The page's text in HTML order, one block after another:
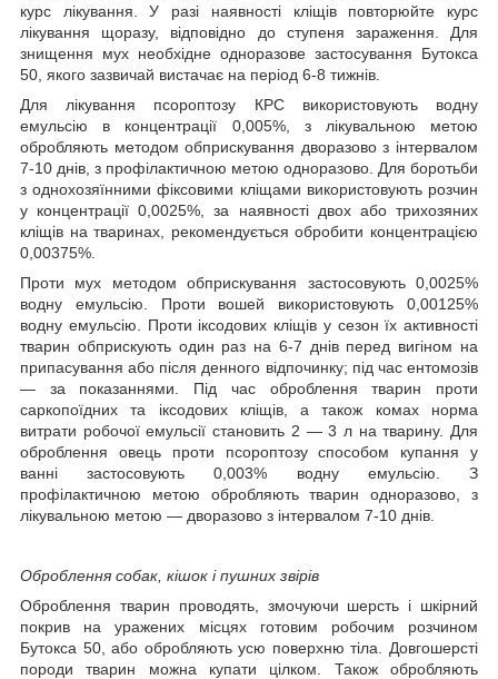
курс лікування. У разі наявності кліщів повторюйте курс
лікування щоразу, відповідно до ступеня зараження. Для
знищення мух необхідне одноразове застосування Бутокса
50, якого зазвичай вистачає на період 6-8 тижнів.
Для лікування псороптозу КРС використовують водну
емульсію в концентрації 0,005%, з лікувальною метою
обробляють методом обприскування дворазово з інтервалом
7-10 днів, з профілактичною метою одноразово. Для боротьби
з однохозяїнними фіксовими кліщами використовують розчин
у концентрації 0,0025%, за наявності двох або трихозяних
кліщів на тваринах, рекомендується обробити концентрацією
0,00375%.
Проти мух методом обприскування застосовують 0,0025%
водну емульсію. Проти вошей використовують 0,00125%
водну емульсію. Проти іксодових кліщів у сезон їх активності
тварин обприскують один раз на 6-7 днів перед вигіном на
припасування або після денного відпочинку; під час ентомозів
— за показаннями. Під час оброблення тварин проти
саркопоїдних та іксодових кліщів, а також комах норма
витрати робочої емульсії становить 2 — 3 л на тварину. Для
оброблення овець проти псороптозу способом купання у
ванні застосовують 0,003% водну емульсію. З
профілактичною метою обробляють тварин одноразово, з
лікувальною метою — дворазово з інтервалом 7-10 днів.
Оброблення собак, кішок і пушних звірів
Оброблення тварин проводять, змочуючи шерсть і шкірний
покрив на уражених місцях готовим робочим розчином
Бутокса 50, або обробляють усю поверхню тіла. Довгошерсті
породи тварин можна купати цілком. Також обробляють